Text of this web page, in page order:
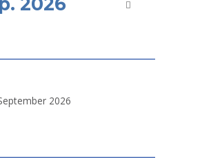
2026